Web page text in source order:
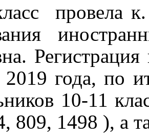
провела
2019 года, по
10-11
809, 1498 ), а